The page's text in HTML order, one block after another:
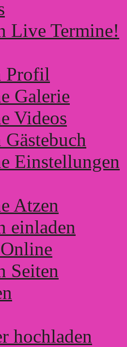
Live Termine!
Profil
Galerie
Videos
Einstellungen
Atzen
einladen
Seiten
hochladen